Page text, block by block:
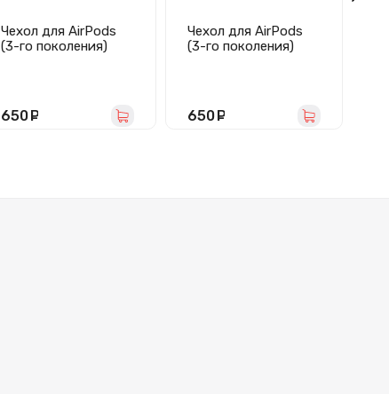
Чехол для AirPods
(3-го поколения)
650
Чехол для AirPods
(3-го поколения)
650